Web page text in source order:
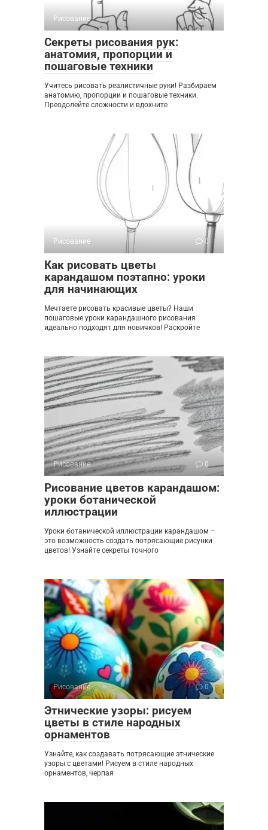
Рисование 0
Секреты рисования рук:
анатомия, пропорции и
пошаговые техники
Учитесь рисовать реалистичные руки! Разбираем
анатомию, пропорции и пошаговые техники.
Преодолейте сложности и вдохните
Рисование 0
Как рисовать цветы
карандашом поэтапно: уроки
для начинающих
Мечтаете рисовать красивые цветы? Наши
пошаговые уроки карандашного рисования
идеально подходят для новичков! Раскройте
Рисование 0
Рисование цветов карандашом:
уроки ботанической
иллюстрации
Уроки ботанической иллюстрации карандашом –
это возможность создать потрясающие рисунки
цветов! Узнайте секреты точного
Рисование 0
Этнические узоры: рисуем
цветы в стиле народных
орнаментов
Узнайте, как создавать потрясающие этнические
узоры с цветами! Рисуем в стиле народных
орнаментов, черпая